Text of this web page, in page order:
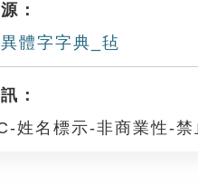
：
體字字典_毡
：
姓名標示-非商業性-